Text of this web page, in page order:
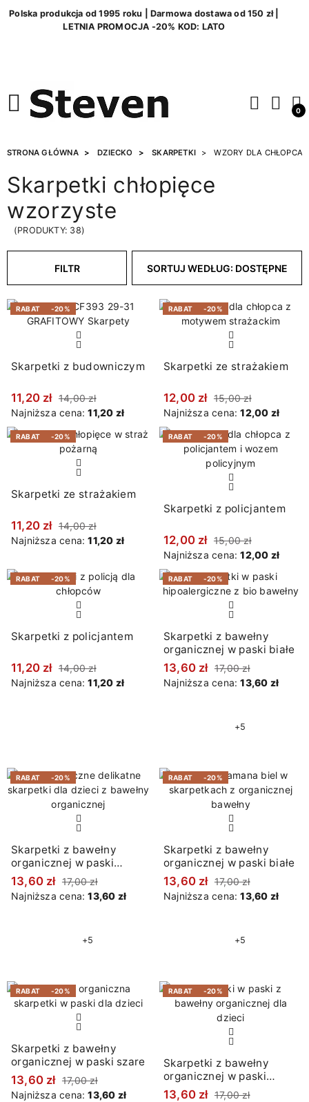
Polska produkcja od 1995 roku | Darmowa dostawa od 150 zł |
LETNIA PROMOCJA -20% KOD: LATO
0
STRONA GŁÓWNA DZIECKO SKARPETKI WZORY DLA CHŁOPCA
Skarpetki chłopięce
wzorzyste
(PRODUKTY: 38)
FILTR SORTUJ WEDŁUG: DOSTĘPNE
RABAT -20%
Skarpetki z budowniczym
11,20 zł 14,00 zł
Najniższa cena:11,20 zł
RABAT -20%
Skarpetki ze strażakiem
12,00 zł 15,00 zł
Najniższa cena:12,00 zł
RABAT -20%
Skarpetki ze strażakiem
11,20 zł 14,00 zł
Najniższa cena:11,20 zł
RABAT -20%
Skarpetki z policjantem
12,00 zł 15,00 zł
Najniższa cena:12,00 zł
RABAT -20%
Skarpetki z policjantem
11,20 zł 14,00 zł
Najniższa cena:11,20 zł
RABAT -20%
Skarpetki z bawełny
organicznej w paski białe
13,60 zł 17,00 zł
Najniższa cena:13,60 zł
+5
RABAT -20%
Skarpetki z bawełny
organicznej w paski
beżowe
13,60 zł 17,00 zł
Najniższa cena:13,60 zł
+5
RABAT -20%
Skarpetki z bawełny
organicznej w paski białe
13,60 zł 17,00 zł
Najniższa cena:13,60 zł
+5
RABAT -20%
Skarpetki z bawełny
organicznej w paski szare
13,60 zł 17,00 zł
Najniższa cena:13,60 zł
RABAT -20%
Skarpetki z bawełny
organicznej w paski
grafitowe
13,60 zł 17,00 zł